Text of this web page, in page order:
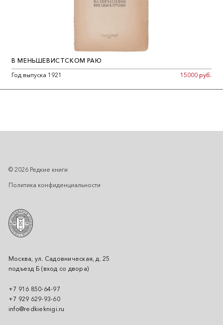
В МЕНЬШЕВИСТСКОМ РАЮ
Год выпуска 1921
15000 руб.
Москва, ул. Садовническая, д. 25
подъезд Б (вход со двора)
+7 916 850-64-97
+7 929 629-93-60
info@redkieknigi.ru
© 2026 Редкие книги
Политика конфиденциальности